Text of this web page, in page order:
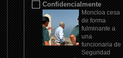
Confidencialmente
Moncloa cesa
de forma
fulminante a
una
funcionaria de
Seguridad